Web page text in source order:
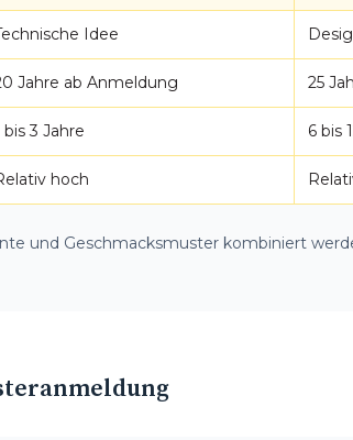
Idee
Jahre ab Anmeldung 25
bis 3 Jahre 6 bis
hoch
und Geschmacksmuster kombiniert